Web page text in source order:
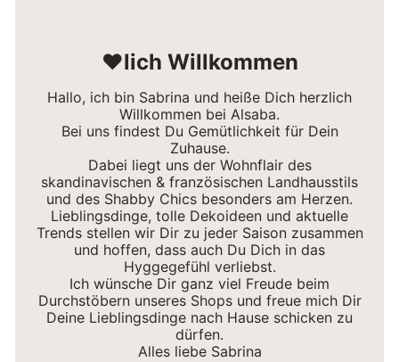
❤lich Willkommen
Hallo, ich bin Sabrina und heiße Dich herzlich
Willkommen bei Alsaba.
Bei uns findest Du Gemütlichkeit für Dein
Zuhause.
Dabei liegt uns der Wohnflair des
skandinavischen & französischen Landhausstils
und des Shabby Chics besonders am Herzen.
Lieblingsdinge, tolle Dekoideen und aktuelle
Trends stellen wir Dir zu jeder Saison zusammen
und hoffen, dass auch Du Dich in das
Hyggegefühl verliebst.
Ich wünsche Dir ganz viel Freude beim
Durchstöbern unseres Shops und freue mich Dir
Deine Lieblingsdinge nach Hause schicken zu
dürfen.
Alles liebe Sabrina